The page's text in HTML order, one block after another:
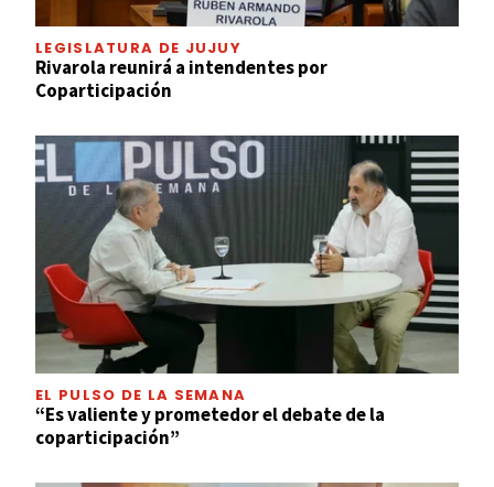
LEGISLATURA DE JUJUY
Rivarola reunirá a intendentes por
Coparticipación
EL PULSO DE LA SEMANA
“Es valiente y prometedor el debate de la
coparticipación”